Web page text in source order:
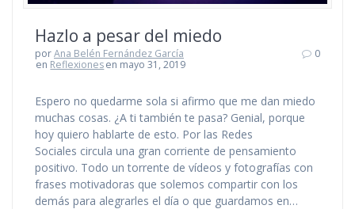
Hazlo a pesar del miedo
porAna Belén Fernández García
en Reflexionesen mayo 31, 2019
0
Espero no quedarme sola si afirmo que me dan miedo
muchas cosas. ¿A ti también te pasa? Genial, porque
hoy quiero hablarte de esto. Por las Redes
Sociales circula una gran corriente de pensamiento
positivo. Todo un torrente de vídeos y fotografías con
frases motivadoras que solemos compartir con los
demás para alegrarles el día o que guardamos en…